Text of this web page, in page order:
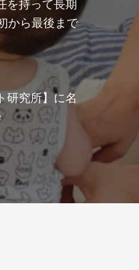
を持って長期
から最後まで
研究所】に名